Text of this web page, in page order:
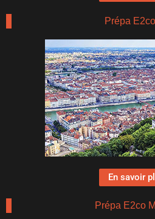
Prépa
En savoir
Prépa E2co